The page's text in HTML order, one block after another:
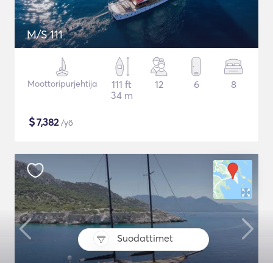
Suodattimet
M/S 111
Moottoripurjehtija
111 ft
34 m
12 6 8
$7,382/yö